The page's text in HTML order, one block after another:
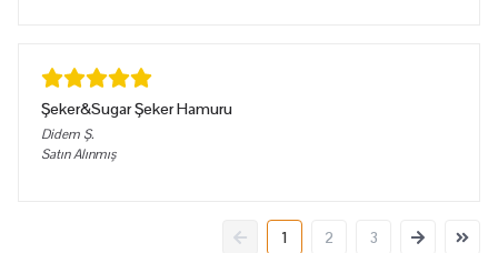
Şeker&Sugar Şeker Hamuru
Didem Ş.
Satın Alınmış
1 2 3